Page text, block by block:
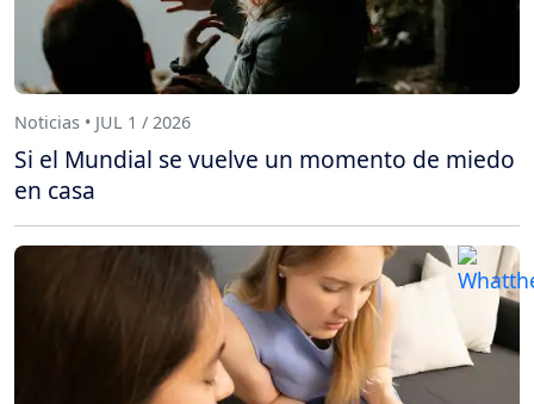
Noticias • JUL 1 / 2026
Si el Mundial se vuelve un momento de miedo
en casa